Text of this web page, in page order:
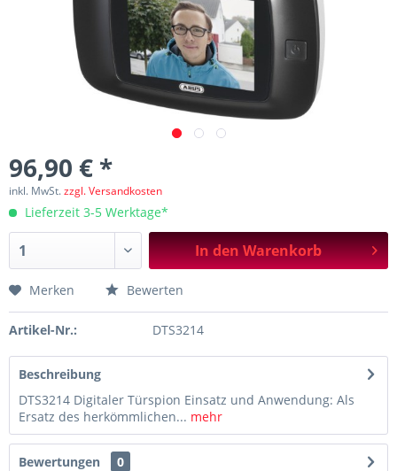
96,90 € *
inkl. MwSt.zzgl. Versandkosten
Lieferzeit 3-5 Werktage*
In denWarenkorb
Merken Bewerten
Artikel-Nr.: DTS3214
Beschreibung
DTS3214 Digitaler Türspion Einsatz und Anwendung: Als
Ersatz des herkömmlichen... mehr
Bewertungen
0